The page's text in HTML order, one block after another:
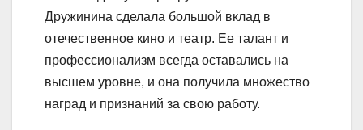
Дружинина сделала большой вклад в
отечественное кино и театр. Ее талант и
профессионализм всегда оставались на
высшем уровне, и она получила множество
наград и признаний за свою работу.